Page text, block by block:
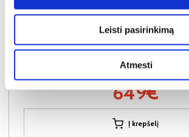
Leisti pasirinkimą
Atmesti
NAUJIENA YRA SANDĖLYJE
Išmatavimai:A:104cmP:210cmG:90cm
Kaina:
649€
Į krepšelį